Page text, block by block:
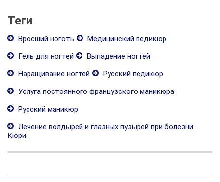
Теги
Вросший ноготь
Медицинский педикюр
Гель для ногтей
Выпадение ногтей
Наращивание ногтей
Русский педикюр
Услуга постоянного французского маникюра
Русский маникюр
Лечение волдырей и глазных пузырей при болезни
Кюри